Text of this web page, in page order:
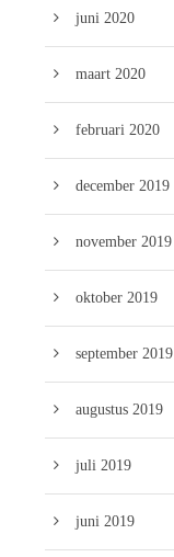
juni 2020
maart 2020
februari 2020
december 2019
november 2019
oktober 2019
september 2019
augustus 2019
juli 2019
juni 2019